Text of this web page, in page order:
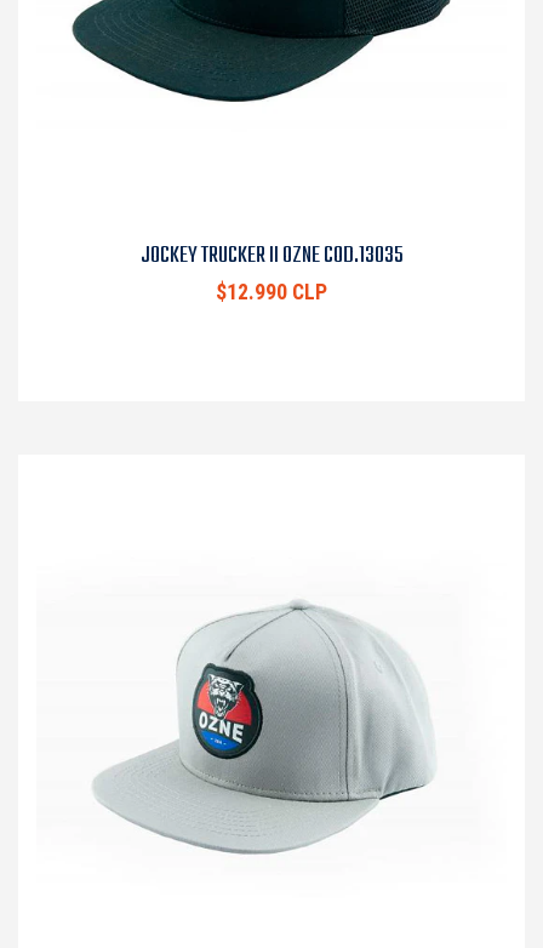
JOCKEY TRUCKER II OZNE COD.13035
$12.990 CLP